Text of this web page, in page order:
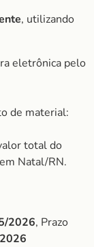
, utilizando
eletrônica pelo
de material:
total do
Natal/RN.
2026, Prazo